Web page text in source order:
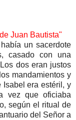
Juan Bautista"
un sacerdote
casado con una
dos eran justos
mandamientos y
Isabel era estéril, y
vez que oficiaba
según el ritual de
del Señor a